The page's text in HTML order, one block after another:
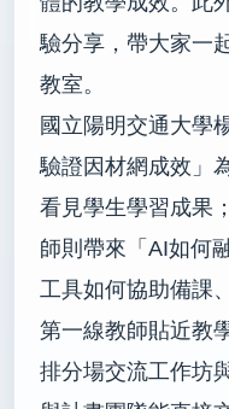
驗分享，帶大家一
教室。
國立陽明交通大學
驗證因材網成效」
看見學生學習成果
師則帶來「AI如何
工具如何協助備課
第一線教師貼近教
排分場交流工作坊